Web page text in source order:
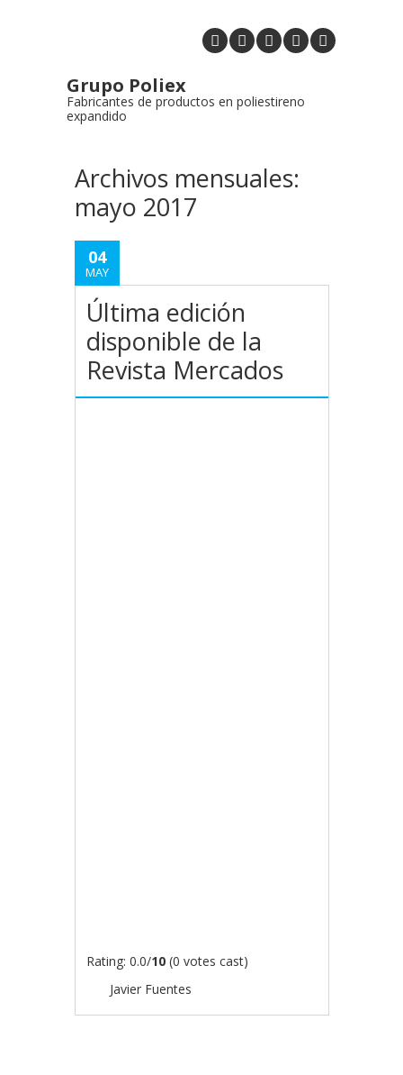
Grupo Poliex
Fabricantes de productos en poliestireno
expandido
Archivos mensuales:
mayo 2017
04
MAY
Última edición
disponible de la
Revista Mercados
Rating: 0.0/10 (0 votes cast)
Javier Fuentes